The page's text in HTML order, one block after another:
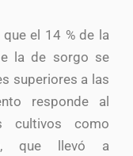
el 14 % de la
la de sorgo se
superiores a las
responde al
cultivos como
que llevó a